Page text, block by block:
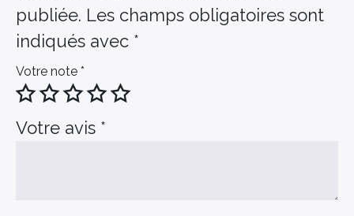
publiée. Les champs obligatoires sont
indiqués avec *
Votre note *
Votre avis *